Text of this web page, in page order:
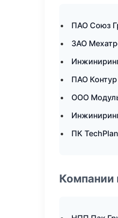
ПАО Союз
ЗАО
ПАО
ООО
ПК
Компании